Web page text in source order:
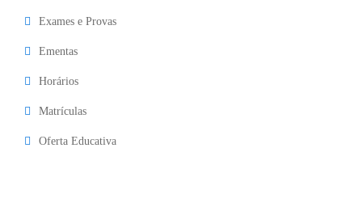
Exames e Provas
Ementas
Horários
Matrículas
Oferta Educativa